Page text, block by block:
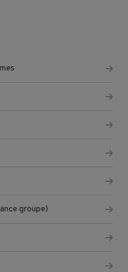
groupe)